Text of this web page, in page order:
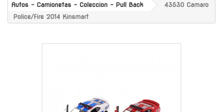
Autos - Camionetas - Coleccion - Pull Back
43530 Camaro
Police/Fire 2014 Kinsmart